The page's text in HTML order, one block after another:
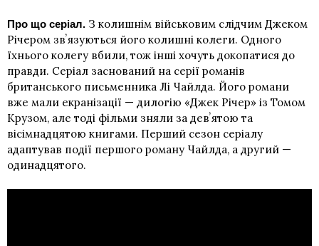
Про що серіал. З колишнім військовим слідчим Джеком
Річером звʼязуються його колишні колеги. Одного
їхнього колегу вбили, тож інші хочуть докопатися до
правди. Серіал заснований на серії романів
британського письменника Лі Чайлда. Його романи
вже мали екранізації — дилогію «Джек Річер» із Томом
Крузом, але тоді фільми зняли за девʼятою та
вісімнадцятою книгами. Перший сезон серіалу
адаптував події першого роману Чайлда, а другий —
одинадцятого.